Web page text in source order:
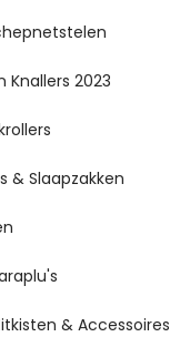
Knallers 2023
& Slaapzakken
& Accessoires